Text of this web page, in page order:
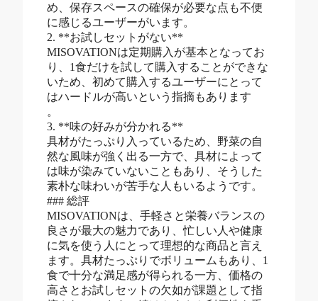
め、保存スペースの確保が必要な点も不便
に感じるユーザーがいます。
2. **お試しセットがない**
MISOVATIONは定期購入が基本となってお
り、1食だけを試して購入することができな
いため、初めて購入するユーザーにとって
はハードルが高いという指摘もあります
。
3. **味の好みが分かれる**
具材がたっぷり入っているため、野菜の自
然な風味が強く出る一方で、具材によって
は味が染みていないこともあり、そうした
素朴な味わいが苦手な人もいるようです。
### 総評
MISOVATIONは、手軽さと栄養バランスの
良さが最大の魅力であり、忙しい人や健康
に気を使う人にとって理想的な商品と言え
ます。具材たっぷりでボリュームもあり、1
食で十分な満足感が得られる一方、価格の
高さとお試しセットの欠如が課題として指